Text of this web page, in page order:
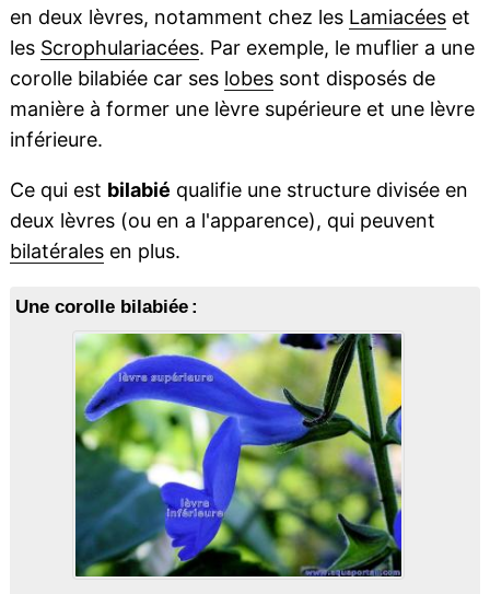
en deux lèvres, notamment chez les Lamiacéeset
les Scrophulariacées. Par exemple, le muflier a une
corolle bilabiée car ses lobessont disposés de
manière à former une lèvre supérieure et une lèvre
inférieure.
Ce qui est bilabié qualifie une structure divisée en
deux lèvres (ou en a l'apparence), qui peuvent
bilatéralesen plus.
Une corolle bilabiée :